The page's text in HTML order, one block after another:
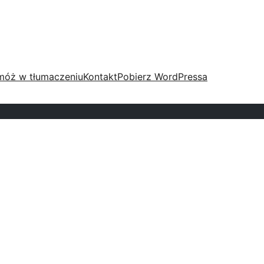
w tłumaczeniuKontaktPobierz WordPressa